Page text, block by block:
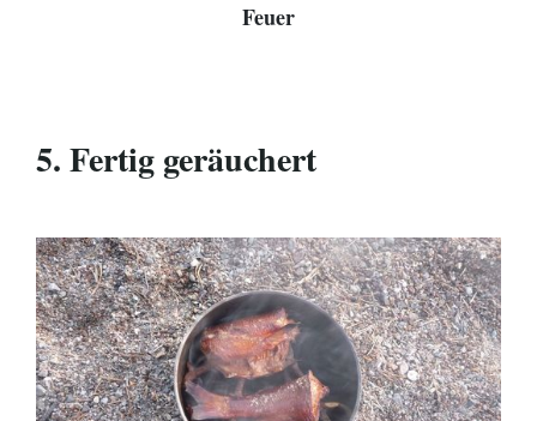
Feuer
5. Fertig geräuchert